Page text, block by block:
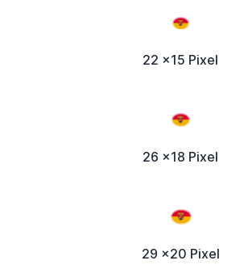
22 x15 Pixel
26 x18 Pixel
29 x20 Pixel